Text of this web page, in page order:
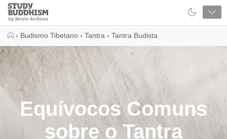
Close
Study
Buddhism
› Budismo Tibetano › Tantra › Tantra Budista
Equívocos Comuns
sobre o Tantra